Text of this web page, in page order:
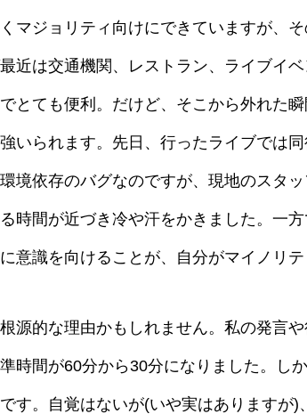
マジョリティ向けにできていますが、
近は交通機関、レストラン、ライブイ
とても便利。だけど、そこから外れた
いられます。先日、行ったライブでは
境依存のバグなのですが、現地のスタ
時間が近づき冷や汗をかきました。一
意識を向けることが、自分がマイノリ
源的な理由かもしれません。私の発言
時間が60分から30分になりました。し
す。自覚はないが(いや実はありますが